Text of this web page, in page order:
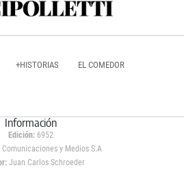
+HISTORIAS EL COMEDOR
Información
Edición: 6952
Comunicaciones y Medios S.A
Juan Carlos Schroeder